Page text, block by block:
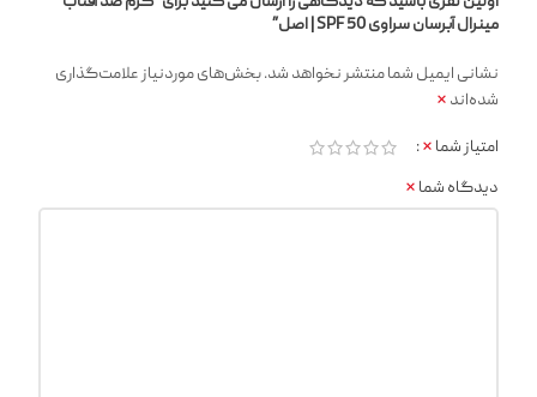
مینرال آبرسان سراوی SPF 50 | اصل”
نشانی ایمیل شما منتشر نخواهد شد.بخش‌های موردنیاز علامت‌گذاری
شده‌اند *
امتیاز شما *
دیدگاه شما *